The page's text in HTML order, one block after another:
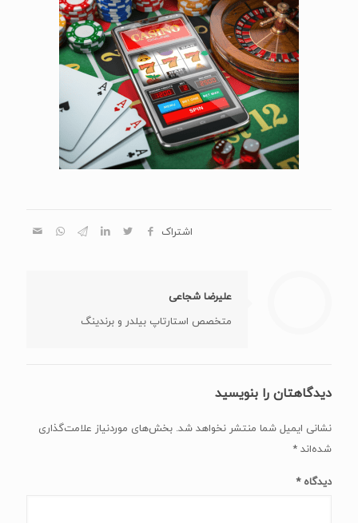
اشتراک
علیرضا شجاعی
متخصص استارتاپ بیلدر و برندینگ
دیدگاهتان را بنویسید
نشانی ایمیل شما منتشر نخواهد شد. بخش‌های موردنیاز علامت‌گذاری
شده‌اند *
دیدگاه*